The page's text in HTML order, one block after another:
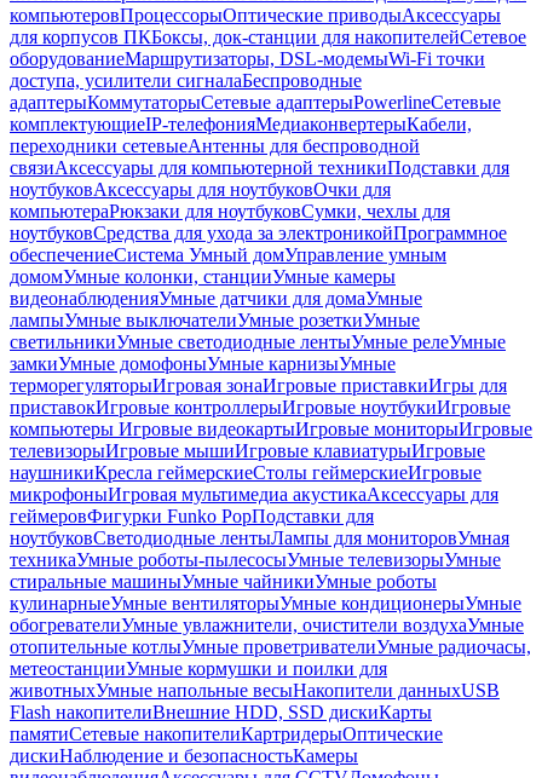
компьютеровПроцессорыОптические приводыАксессуары
для корпусов ПКБоксы, док-станции для накопителейСетевое
оборудованиеМаршрутизаторы, DSL-модемыWi-Fi точки
доступа, усилители сигналаБеспроводные
адаптерыКоммутаторыСетевые адаптерыPowerlineСетевые
комплектующиеIP-телефонияМедиаконвертерыКабели,
переходники сетевыеАнтенны для беспроводной
связиАксессуары для компьютерной техникиПодставки для
ноутбуковАксессуары для ноутбуковОчки для
компьютераРюкзаки для ноутбуковСумки, чехлы для
ноутбуковСредства для ухода за электроникойПрограммное
обеспечениеСистема Умный домУправление умным
домомУмные колонки, станцииУмные камеры
видеонаблюденияУмные датчики для домаУмные
лампыУмные выключателиУмные розеткиУмные
светильникиУмные светодиодные лентыУмные релеУмные
замкиУмные домофоныУмные карнизыУмные
терморегуляторыИгровая зонаИгровые приставкиИгры для
приставокИгровые контроллерыИгровые ноутбукиИгровые
компьютеры Игровые видеокартыИгровые мониторыИгровые
телевизорыИгровые мышиИгровые клавиатурыИгровые
наушникиКресла геймерскиеСтолы геймерскиеИгровые
микрофоныИгровая мультимедиа акустикаАксессуары для
геймеровФигурки Funko PopПодставки для
ноутбуковСветодиодные лентыЛампы для мониторовУмная
техникаУмные роботы-пылесосыУмные телевизорыУмные
стиральные машиныУмные чайникиУмные роботы
кулинарныеУмные вентиляторыУмные кондиционерыУмные
обогревателиУмные увлажнители, очистители воздухаУмные
отопительные котлыУмные проветривателиУмные радиочасы,
метеостанцииУмные кормушки и поилки для
животныхУмные напольные весыНакопители данныхUSB
Flash накопителиВнешние HDD, SSD дискиКарты
памятиСетевые накопителиКартридерыОптические
дискиНаблюдение и безопасностьКамеры